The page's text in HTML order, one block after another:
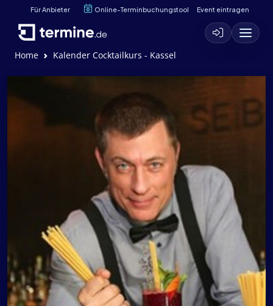
Für Anbieter Online-Terminbuchungstool Event eintragen
Home Kalender Cocktailkurs - Kassel